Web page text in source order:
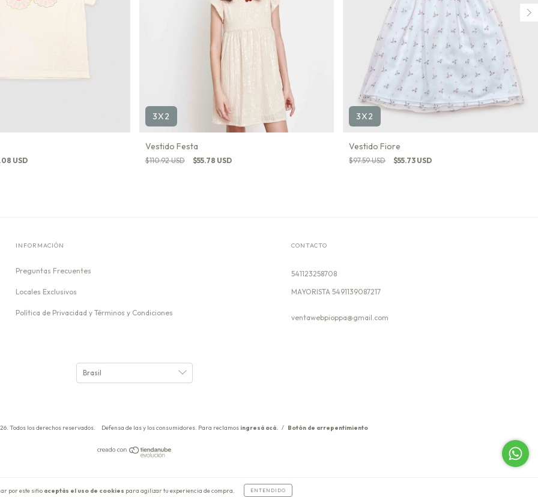
por este sitio aceptás el uso de cookies para agilizar tu experiencia de compra. ENTENDIDO
USD
3X2
Vestido Festa
$110.92 USD $55.78 USD
3X2
Vestido Fiore
$97.59 USD $55.73 USD
INFORMACIÓN
Preguntas Frecuentes
Locales Exclusivos
Política de Privacidad y Términos y Condiciones
CONTACTO
541123258708
ventawebpioppa@gmail.com
Todos los derechos reservados. Defensa de las y los consumidores. Para reclamos ingresá acá. / Botón de arrepentimiento